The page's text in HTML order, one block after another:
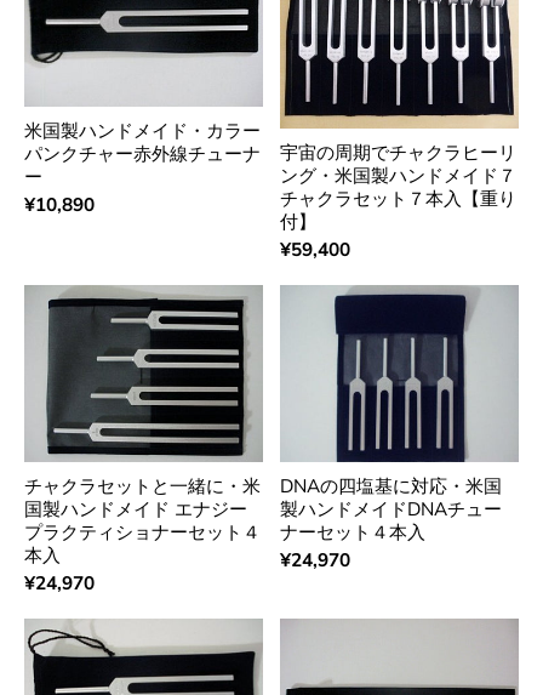
米国製ハンドメイド・カラー
パンクチャー赤外線チューナ
ー
¥10,890
宇宙の周期でチャクラヒーリ
ング・米国製ハンドメイド７
チャクラセット７本入【重り
付】
¥59,400
チャクラセットと一緒に・米
国製ハンドメイド エナジー
プラクティショナーセット４
本入
¥24,970
DNAの四塩基に対応・米国
製ハンドメイドDNAチュー
ナーセット４本入
¥24,970